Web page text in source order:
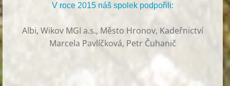
V roce 2015 náš spolek podpořili:
Albi,Wikov MGI a.s., Město Hronov, Kadeřnictví
Marcela Pavlíčková, Petr Čuhanič